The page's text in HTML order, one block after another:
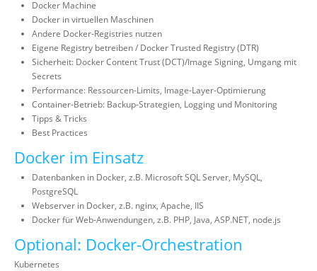
Docker Machine
Docker in virtuellen Maschinen
Andere Docker-Registries nutzen
Eigene Registry betreiben / Docker Trusted Registry (DTR)
Sicherheit: Docker Content Trust (DCT)/Image Signing, Umgang mit
Secrets
Performance: Ressourcen-Limits, Image-Layer-Optimierung
Container-Betrieb: Backup-Strategien, Logging und Monitoring
Tipps & Tricks
Best Practices
Docker im Einsatz
Datenbanken in Docker, z.B. Microsoft SQL Server, MySQL,
PostgreSQL
Webserver in Docker, z.B. nginx, Apache, IIS
Docker für Web-Anwendungen, z.B. PHP, Java, ASP.NET, node.js
Optional: Docker-Orchestration
Kubernetes